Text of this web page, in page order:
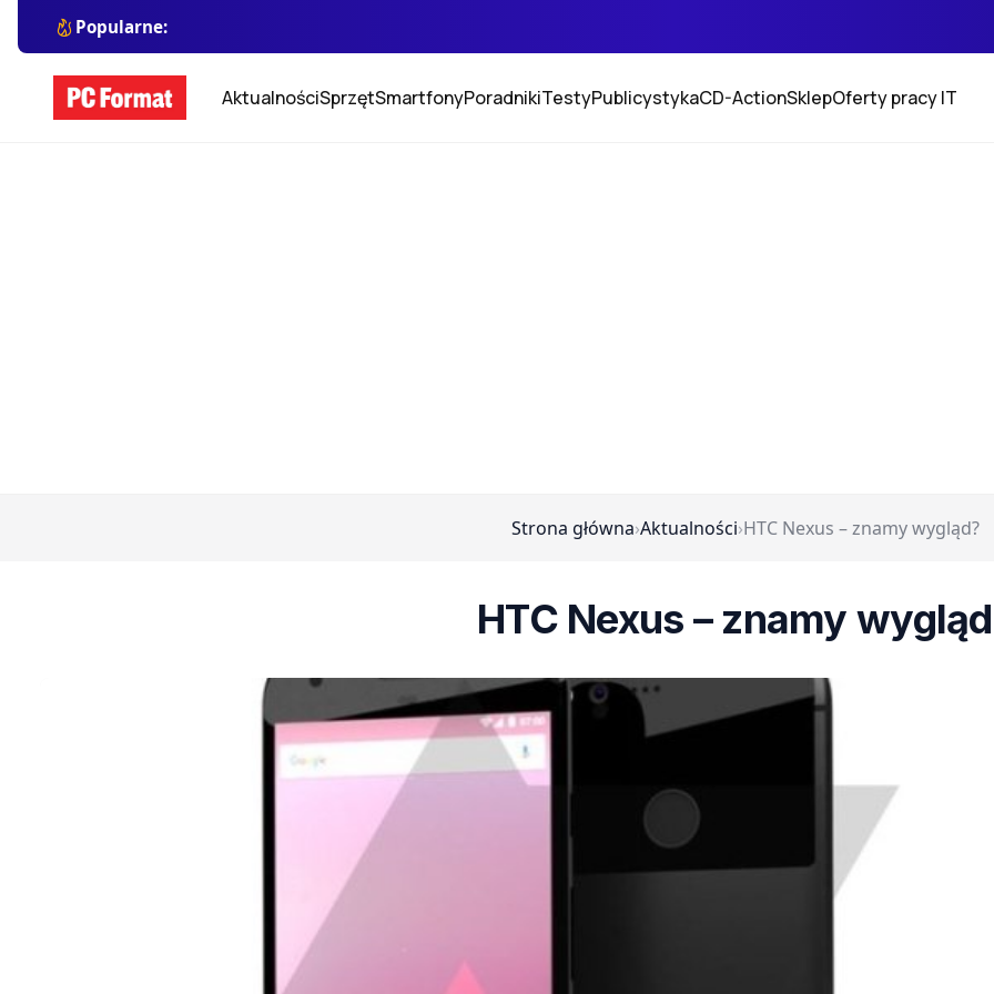
Popularne:
AktualnościSprzętSmartfonyPoradnikiTestyPublicystykaCD-ActionSklepOferty pracy IT
Strona główna›Aktualności›HTC Nexus – znamy wygląd?
HTC Nexus – znamy